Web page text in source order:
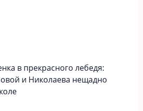
в прекрасного лебедя:
и Николаева нещадно